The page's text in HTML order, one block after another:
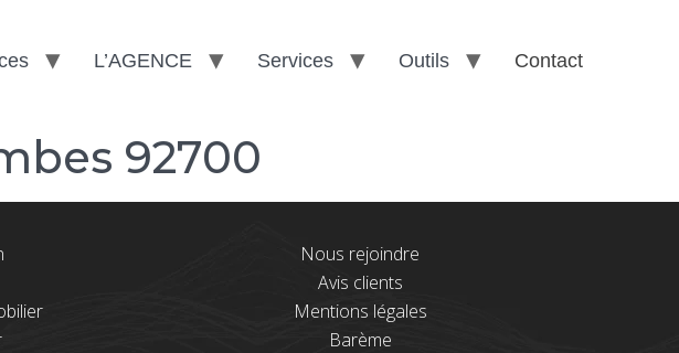
L’AGENCE Services Outils Contact
92700
Nous rejoindre
Avis clients
Mentions légales
Barème